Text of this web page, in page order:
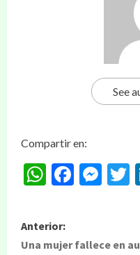
See
Compartir en:
Anterior:
Una mujer fallece en